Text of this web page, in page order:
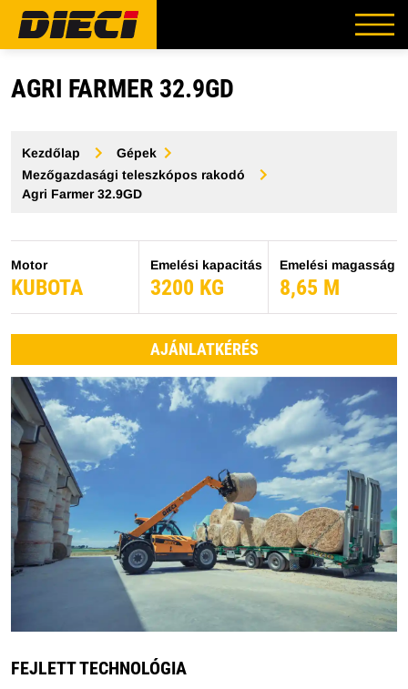
AGRI FARMER 32.9GD
Kezdőlap
Gépek
Mezőgazdasági teleszkópos rakodó
Agri Farmer 32.9GD
Motor
KUBOTA
Emelési kapacitás
3200 KG
Emelési magasság
8,65 M
AJÁNLATKÉRÉS
FEJLETT TECHNOLÓGIA